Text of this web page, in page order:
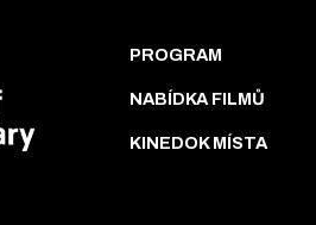
PROGRAM
NABÍDKA FILMŮ
KINEDOK MÍSTA